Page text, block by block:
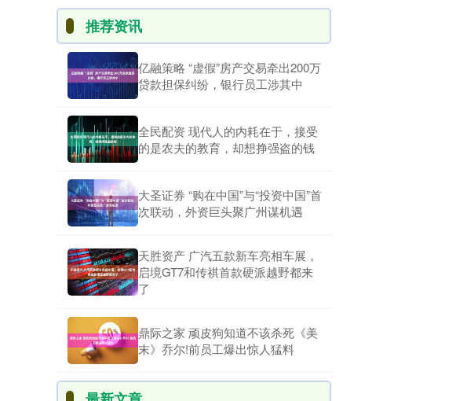
推荐资讯
亿融策略 “虚假”房产交易牵出200万
贷款担保纠纷，银行员工涉其中
全民配资 现代人的内耗在于，接受
的是农夫的教育，却想挣强盗的钱
大圣证券 “购在中国”与“投资中国”首
次联动，外资巨头聚广州谋机遇
天胜资产 广汽五款新车亮相车展，
启境GT7和传祺首款硬派越野都来
了
鼎际之家 顽皮狗知道不该杀死《美
末》乔尔!前员工爆出惊人猛料